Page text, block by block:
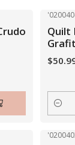
Quilt